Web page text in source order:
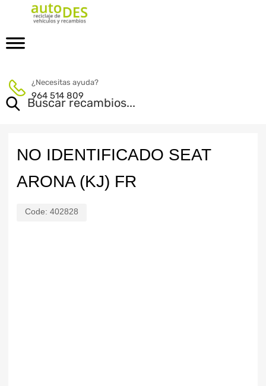
¿Necesitas ayuda?
964 514 809
NO IDENTIFICADO SEAT
ARONA (KJ) FR
Code: 402828